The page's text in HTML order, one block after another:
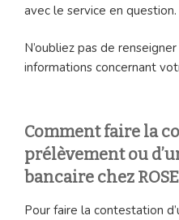
avec le service en question.
N’oubliez pas de
informations concernant
Comment faire la
prélèvement ou
bancaire chez
Pour faire la contestation